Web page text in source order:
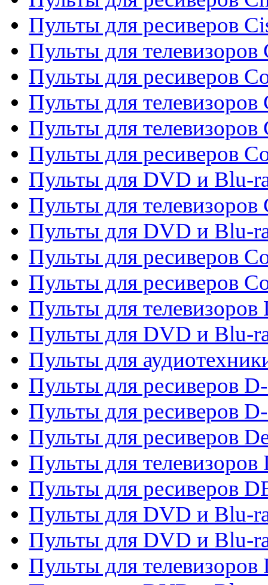
Пульты для ресиверов
Пульты для телевизоров
Пульты для ресиверов
Пульты для телевизоров
Пульты для телевизоров
Пульты для ресиверов
Пульты для DVD и Blu-
Пульты для телевизоров
Пульты для DVD и Blu-
Пульты для ресиверов
Пульты для ресиверов
Пульты для телевизоров
Пульты для DVD и Blu-
Пульты для
Пульты для ресиверов
Пульты для ресиверов
Пульты для ресиверов
Пульты для телевизоров
Пульты для ресиверов
Пульты для DVD и Blu-
Пульты для DVD и Blu-
Пульты для